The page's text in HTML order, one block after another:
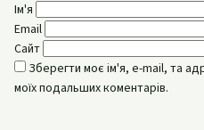
Ім'я
Email
Сайт
Зберегти моє ім'я, e-mail, та
моїх подальших коментарів.